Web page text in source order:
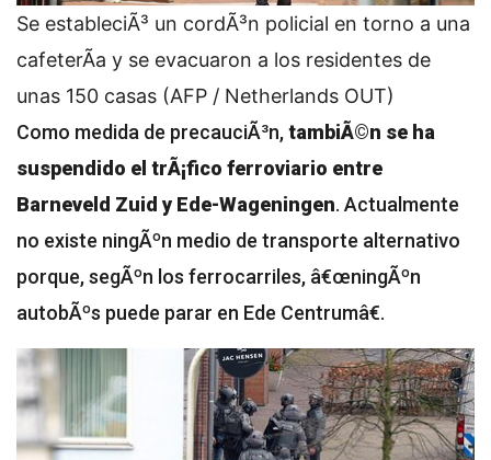
Se estableciÃ³ un cordÃ³n policial en torno a una
cafeterÃ­a y se evacuaron a los residentes de
unas 150 casas (AFP / Netherlands OUT)
Como medida de precauciÃ³n,tambiÃ©n se ha
suspendido el trÃ¡fico ferroviario entre
Barneveld Zuid y Ede-Wageningen. Actualmente
no existe ningÃºn medio de transporte alternativo
porque, segÃºn los ferrocarriles, â€œningÃºn
autobÃºs puede parar en Ede Centrumâ€.